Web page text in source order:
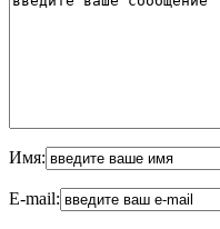
Имя:
E-mail: